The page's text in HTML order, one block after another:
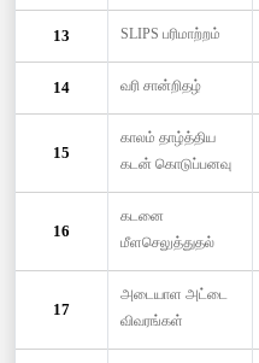
13 SLIPS பரிமாற்றம்
14 வரி சான்றிதழ்
15
காலம் தாழ்த்திய
கடன் கொடுப்பனவு
16
கடனை
மீளசெலுத்துதல்
17
அடையாள அட்டை
விவரங்கள்